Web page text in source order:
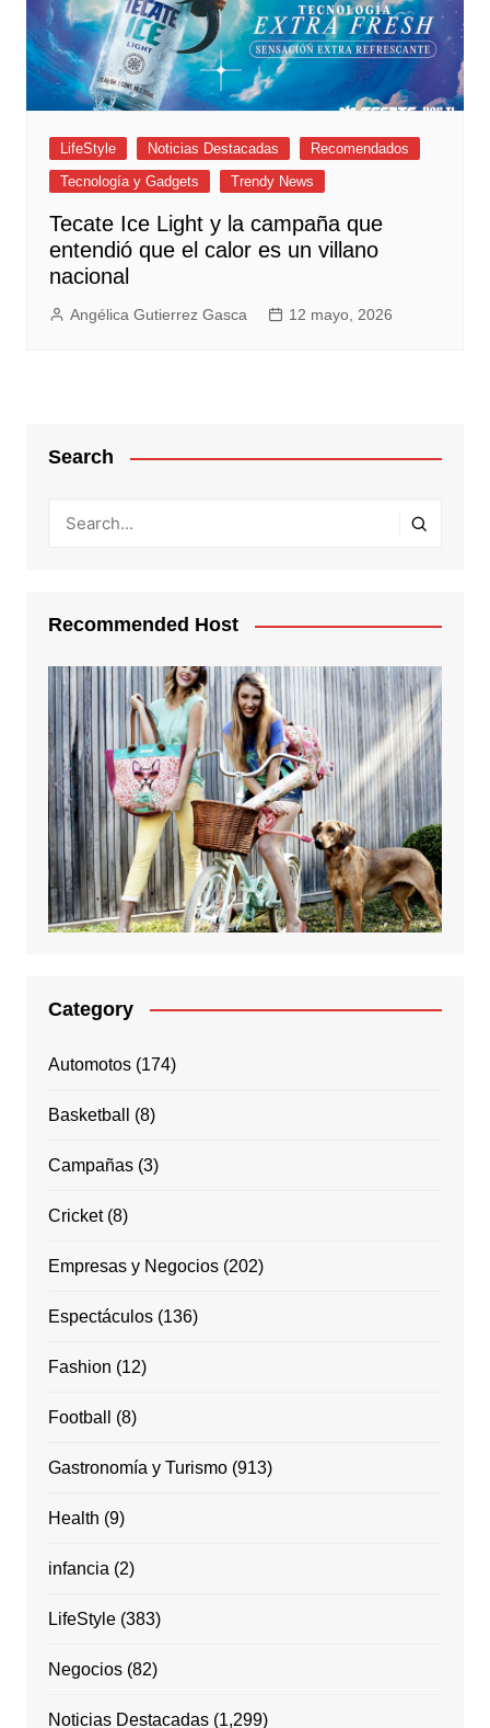
LifeStyle Noticias Destacadas
Recomendados
Tecnología y Gadgets
Trendy News
Tecate Ice Light y la campaña que
entendió que el calor es un villano
nacional
Angélica Gutierrez Gasca 12 mayo, 2026
Search
Recommended Host
Category
Automotos(174)
Basketball (8)
Campañas(3)
Cricket(8)
Empresas y Negocios(202)
Espectáculos(136)
Fashion (12)
Football (8)
Gastronomía y Turismo(913)
Health (9)
infancia (2)
LifeStyle(383)
Negocios(82)
Noticias Destacadas(1,299)